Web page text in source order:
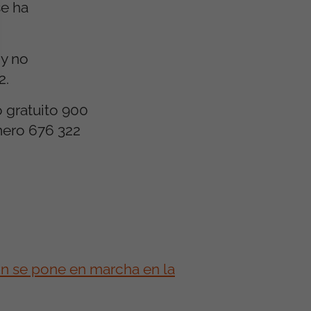
ha
no
gratuito 900
676 322
se pone en marcha en la